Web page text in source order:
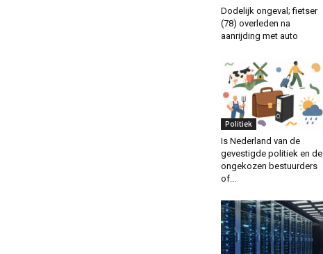
Dodelijk ongeval; fietser
(78) overleden na
aanrijding met auto
Politiek
Is Nederland van de
gevestigde politiek en de
ongekozen bestuurders
of...